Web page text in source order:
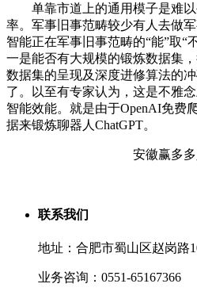
单靠市道上的通用模子是难以
率。军事旧事范畴较少有人去做
智能正在军事旧事范畴的“能”取“
一是能否有大规模的锻炼数据集
数据集的呈现及深度进修算法的
了。以至有专家认为，这是不雅
智能效能。就是由于OpenAI免费
据来锻炼聊器人ChatGPT。
安徽赢多
联系我们
地址：合肥市蜀山区赵岗路
业务咨询：0551-65167366